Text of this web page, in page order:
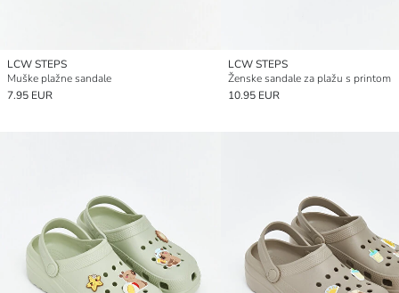
LCW STEPS
Muške plažne sandale
7.95 EUR
LCW STEPS
Ženske sandale za plažu s printom
10.95 EUR